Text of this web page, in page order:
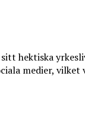
hektiska
medier,